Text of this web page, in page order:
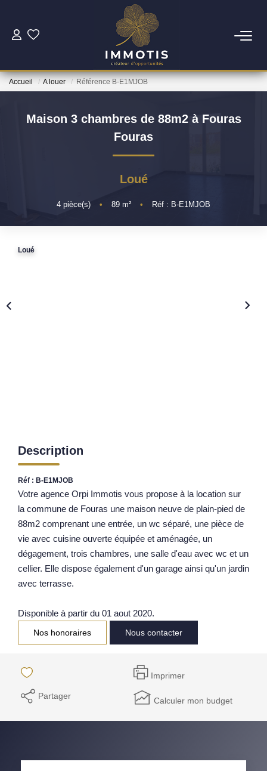
ESTIMER
Nos Biens
Nos Services
AGENCES
Notre Équipe
Parrainage
Avis Clients
Accueil A louer Référence B-E1MJOB
Maison 3 chambres de 88m2 à Fouras
Fouras
Loué
4 pièce(s) • 89 m² • Réf : B-E1MJOB
Loué
Description
Réf : B-E1MJOB
Votre agence Orpi Immotis vous propose à la location sur
la commune de Fouras une maison neuve de plain-pied de
88m2 comprenant une entrée, un wc séparé, une pièce de
vie avec cuisine ouverte équipée et aménagée, un
dégagement, trois chambres, une salle d'eau avec wc et un
cellier. Elle dispose également d'un garage ainsi qu'un jardin
avec terrasse.
Disponible à partir du 01 aout 2020.
Nos honoraires Nous contacter
Imprimer
Partager Calculer mon budget